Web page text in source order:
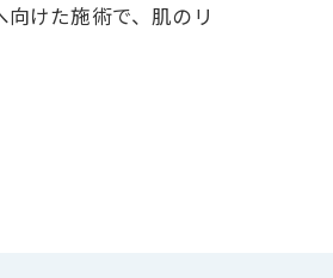
けた施術で、肌のリ